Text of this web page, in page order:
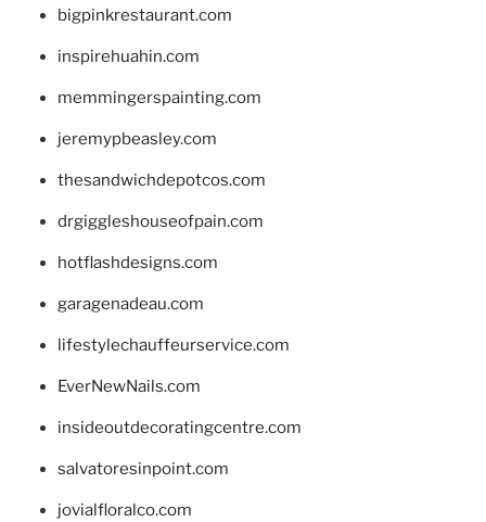
bigpinkrestaurant.com
inspirehuahin.com
memmingerspainting.com
jeremypbeasley.com
thesandwichdepotcos.com
drgiggleshouseofpain.com
hotflashdesigns.com
garagenadeau.com
lifestylechauffeurservice.com
EverNewNails.com
insideoutdecoratingcentre.com
salvatoresinpoint.com
jovialfloralco.com